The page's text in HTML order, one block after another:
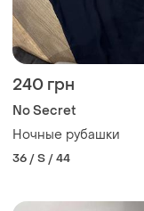
240 грн
No Secret
Ночные рубашки
36 / S / 44